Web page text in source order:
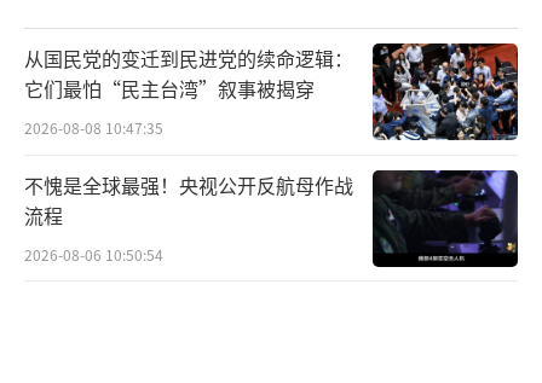
从国民党的变迁到民进党的续命逻辑：
它们最怕“民主台湾”叙事被揭穿
2026-08-08 10:47:35
不愧是全球最强！央视公开反航母作战
流程
2026-08-06 10:50:54